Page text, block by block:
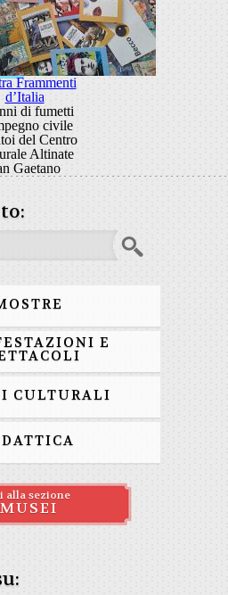
Frammenti
d’Italia
di fumetti
civile
del Centro
Altinate
Gaetano
E
CULTURALI
alla sezione
MUSEI